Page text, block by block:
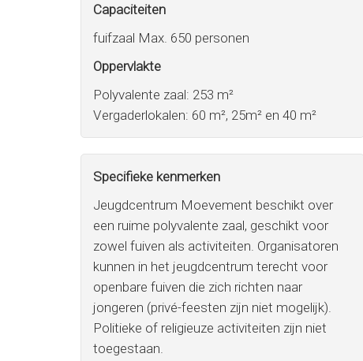
Capaciteiten
fuifzaal Max. 650 personen
Oppervlakte
Polyvalente zaal: 253 m²
Vergaderlokalen: 60 m², 25m² en 40 m²
Specifieke kenmerken
Jeugdcentrum Moevement beschikt over
een ruime polyvalente zaal, geschikt voor
zowel fuiven als activiteiten. Organisatoren
kunnen in het jeugdcentrum terecht voor
openbare fuiven die zich richten naar
jongeren (privé-feesten zijn niet mogelijk).
Politieke of religieuze activiteiten zijn niet
toegestaan.